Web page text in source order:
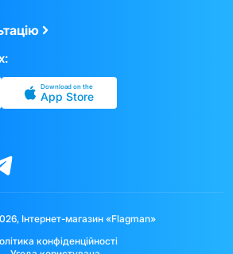
Download on the
App Store
Інтернет-магазин «Flagman»
конфіденційності